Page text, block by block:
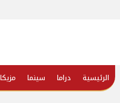
الرئيسية دراما سينما مزيكا